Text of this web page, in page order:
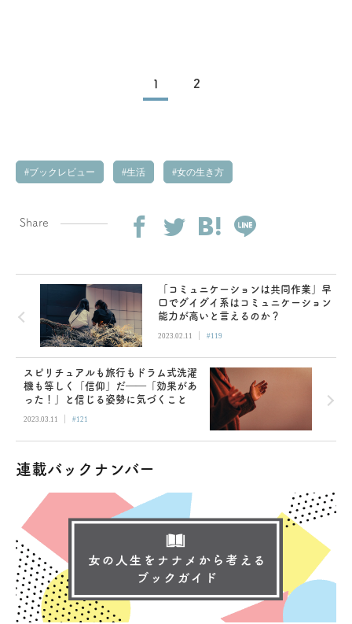
1 2
ブックレビュー 生活 女の生き方
Share
「コミュニケーションは共同作業」早
口でグイグイ系はコミュニケーション
能力が高いと言えるのか？
2023.02.11 | #119
スピリチュアルも旅行もドラム式洗濯
機も等しく「信仰」だ――「効果があ
った！」と信じる姿勢に気づくこと
2023.03.11 | #121
連載バックナンバー